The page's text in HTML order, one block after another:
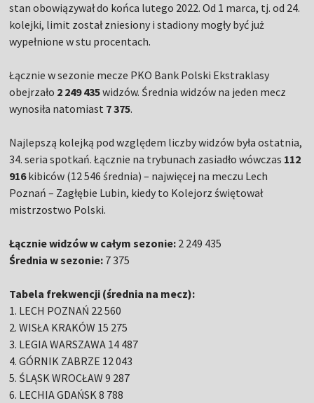
stan obowiązywał do końca lutego 2022. Od 1 marca, tj. od 24.
kolejki, limit został zniesiony i stadiony mogły być już
wypełnione w stu procentach.
Łącznie w sezonie mecze PKO Bank Polski Ekstraklasy
obejrzało 2 249 435widzów. Średnia widzów na jeden mecz
wynosiła natomiast 7 375.
Najlepszą kolejką pod względem liczby widzów była ostatnia,
34. seria spotkań. Łącznie na trybunach zasiadło wówczas 112
916kibiców (12 546 średnia) – najwięcej na meczu Lech
Poznań – Zagłębie Lubin, kiedy to Kolejorz świętował
mistrzostwo Polski.
Łącznie widzów w całym sezonie: 2 249 435
Średnia w sezonie: 7 375
Tabela frekwencji (średnia na mecz):
1. LECH POZNAŃ 22 560
2. WISŁA KRAKÓW 15 275
3. LEGIA WARSZAWA 14 487
4. GÓRNIK ZABRZE 12 043
5. ŚLĄSK WROCŁAW 9 287
6. LECHIA GDAŃSK 8 788